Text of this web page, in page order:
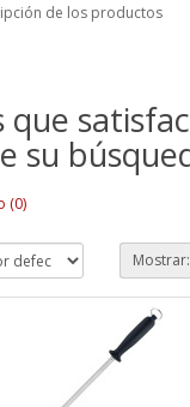
de los productos
que
su
(0)
Mostrar: